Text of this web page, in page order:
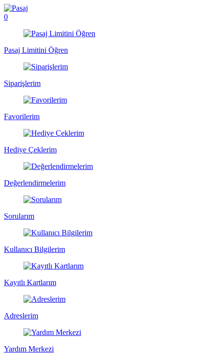
0
Pasaj Limitini Öğren
Siparişlerim
Favorilerim
Hediye Çeklerim
Değerlendirmelerim
Sorularım
Kullanıcı Bilgilerim
Kayıtlı Kartlarım
Adreslerim
Yardım Merkezi